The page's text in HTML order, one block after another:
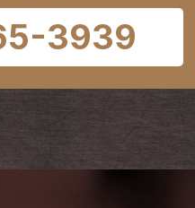
として、電子メールや
。
提供の禁止
情報を適切に管理し、
除き、個人情報を第三
3939